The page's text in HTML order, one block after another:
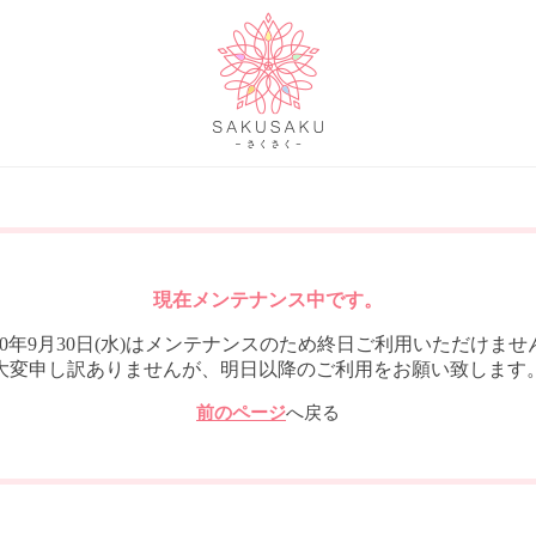
現在メンテナンス中です。
年9月30日(水)はメンテナンスのため終日ご利用いただけませ
変申し訳ありませんが、明日以降のご利用をお願い致します
前のページへ戻る